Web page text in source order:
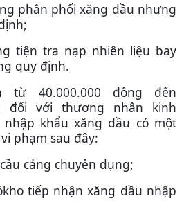
phân phối xăng dầu nhưng
tiện tra nạp nhiên liệu bay
quy định.
từ 40.000.000 đồng đến
đối với thương nhân kinh
nhập khẩu xăng dầu có một
phạm sau đây:
cảng chuyên dụng;
tiếp nhận xăng dầu nhập